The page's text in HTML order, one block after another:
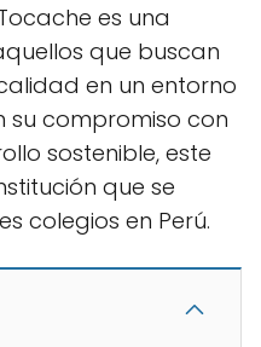
es una
que buscan
en un entorno
su compromiso con
sostenible, este
que se
colegios en Perú.